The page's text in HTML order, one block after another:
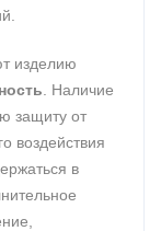
изделию
. Наличие
защиту от
воздействия
в